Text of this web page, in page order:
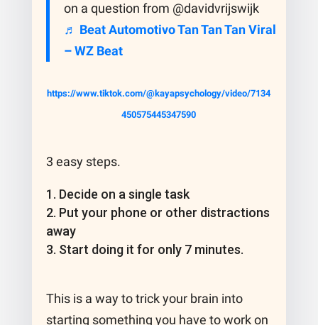
on a question from @davidvrijswijk
♬ Beat Automotivo Tan Tan Tan Viral
– WZ Beat
https://www.tiktok.com/@kayapsychology/video/7134
450575445347590
3 easy steps.
Decide on a single task
Put your phone or other distractions
away
Start doing it for only 7 minutes.
This is a way to trick your brain into
starting something you have to work on